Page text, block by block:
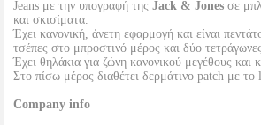
Jeans με την υπογραφή της Jack & Jones σε
και σκισίματα.
Έχει κανονική, άνετη εφαρμογή και είναι
τσέπες στο μπροστινό μέρος και δύο
Έχει θηλάκια για ζώνη κανονικού μεγέθους και
Στο πίσω μέρος διαθέτει δερμάτινο patch με το
Company info